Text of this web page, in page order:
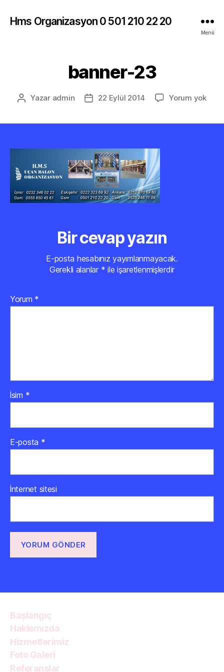
Hms Organizasyon 0 501 210 22 20
Menü
banner-23
Yazının
Yazar admin
Yazı22 Eylül 2014 Yorum yok
Bir cevap yazın
E-posta hesabınız yayımlanmayacak.
Gerekli alanlar * ile işaretlenmişlerdir
Yorum *
İsim *
E-posta *
İnternet sitesi
Başlangıç
Hakkımızda
Hizmetlerimiz
Foto Galeri
Referanslar